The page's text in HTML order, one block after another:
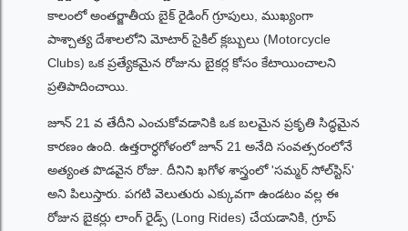
కాలంలో అంతర్జాతీయ బైక్ రైడింగ్ గ్రూపులు, ముఖ్యంగా
పాశ్చాత్య దేశాలలోని మోటార్ సైకిల్ క్లబ్బులు (Motorcycle
Clubs) ఒక ప్రత్యేకమైన రోజును బైకర్ల కోసం కేటాయించాలని
ప్రతిపాదించాయి.
జూన్ 21 వ తేదీని ఎంచుకోవడానికి ఒక బలమైన ప్రకృతి సిద్ధమైన
కారణం ఉంది. ఉత్తరార్ధగోళంలో జూన్ 21 అనేది సంవత్సరంలోనే
అత్యంత పొడవైన రోజు. దీనిని ఖగోళ శాస్త్రంలో 'సమ్మర్ సోల్‌స్టిస్'
అని పిలుస్తారు. పగటి వెలుతురు ఎక్కువగా ఉండటం వల్ల ఈ
రోజున బైకర్లు లాంగ్ రైడ్స్ (Long Rides) చేయడానికి, గ్రూప్